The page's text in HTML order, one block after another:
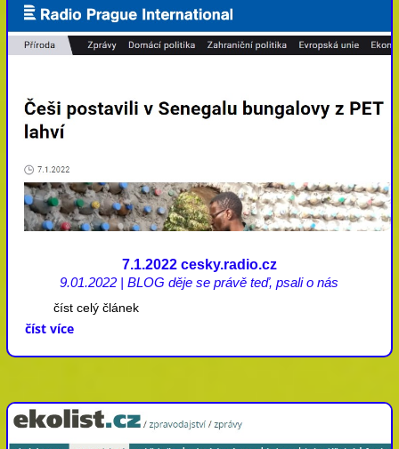
7.1.2022 cesky.radio.cz
9.01.2022 |BLOG děje se právě teď,psali o nás
číst celý článek
číst více